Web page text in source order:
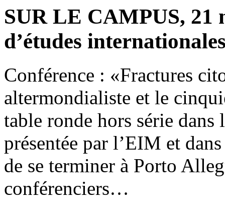
SUR LE CAMPUS,
d’études
Conférence : «Fractures
altermondialiste et le
table ronde hors série dans
présentée par l’EIM et
de se terminer à Porto
conférenciers…